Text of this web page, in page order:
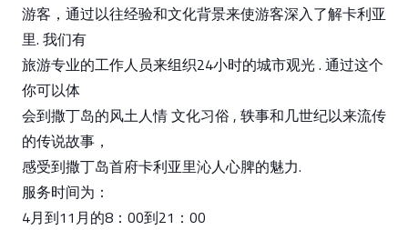
游客，通过以往经验和文化背景来使游客深入了解卡利亚
里. 我们有
旅游专业的工作人员来组织24小时的城市观光 . 通过这个
你可以体
会到撒丁岛的风土人情 文化习俗 , 轶事和几世纪以来流传
的传说故事，
感受到撒丁岛首府卡利亚里沁人心脾的魅力.
服务时间为：
4月到11月的8：00到21：00